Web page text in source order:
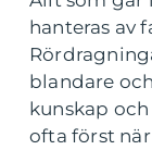
hanteras av
blandare
kunskap
ofta först